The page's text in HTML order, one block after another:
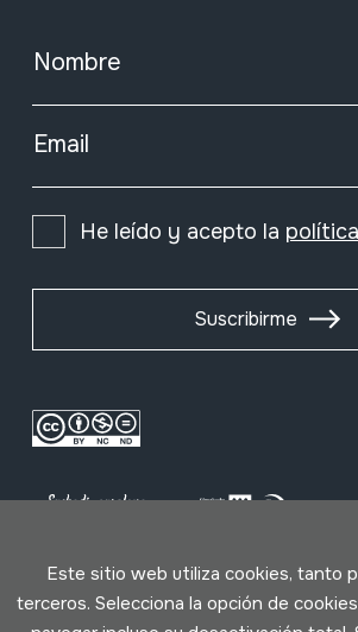
Nombre
Email
He leído y acepto la
Suscribirme
Condiciones de uso Política de
Este sitio web utiliza cookies, tanto
terceros. Selecciona la opción de